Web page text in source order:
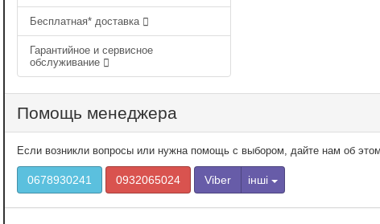
Бесплатная* доставка
Гарантийное и сервисное
обслуживание
Помощь менеджера
Если возникли вопросы или нужна помощь с выбором, дайте нам об
0678930241 0932065024 Viber інші